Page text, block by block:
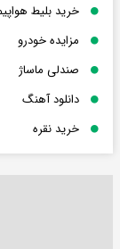
خرید بلیط
مزایده خودرو
صندلی ماساژ
دانلود آهنگ
خرید نقره